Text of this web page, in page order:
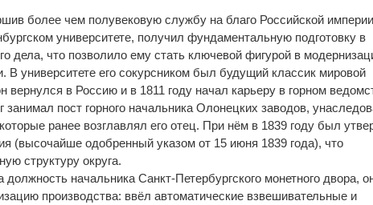
более чем полувековую службу на благо Российской
университете, получил фундаментальную подготовку в
дела, что позволило ему стать ключевой фигурой в
В университете его сокурсником был будущий классик мировой
вернулся в Россию и в 1811 году начал карьеру в горном
занимал пост горного начальника Олонецких заводов,
ранее возглавлял его отец. При нём в 1839 году был
(высочайше одобренный указом от 15 июня 1839 года), что
структуру округа.
начальника Санкт-Петербургского монетного двора,
производства: ввёл автоматические взвешивательные и